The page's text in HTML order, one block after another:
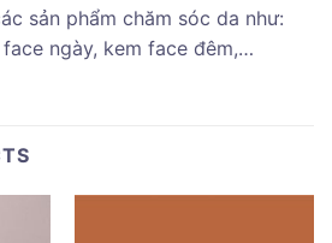
sản phẩm chăm sóc da như:
ngày, kem face đêm,…